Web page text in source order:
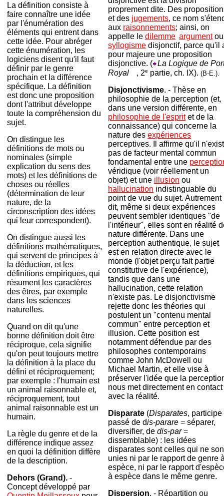
La définition consiste à
faire connaître une idée
par l'énumération des
éléments qui entrent dans
cette idée. Pour abréger
cette énumération, les
logiciens disent qu'il faut
définir par le genre
prochain et la différence
spécifique. La définition
est donc une proposition
dont l'attribut développe
toute la compréhension du
sujet.
On distingue les
définitions de mots ou
nominales (simple
explication du sens des
mots) et les définitions de
choses ou réelles
(détermination de leur
nature, de la
circonscription des idées
qui leur correspondent).
On distingue aussi les
définitions mathématiques,
qui servent de principes à
la déduction, et les
définitions empiriques, qui
résument les caractères
des êtres, par exemple
dans les sciences
naturelles.
Quand on dit qu'une
bonne définition doit être
réciproque, cela signifie
qu'on peut toujours mettre
la définition à la place du
défini et réciproquement;
par exemple : l'humain est
un animal raisonnable et,
réciproquement, tout
animal raisonnable est un
humain.
La règle du genre et de la
différence indique assez
en quoi la définition diffère
de la description.
Dehors (Grand). -
Concept développé par
proprement dite. Des
et des jugements, ce nom
aux raisonnements; ainsi, on
appelle le dilemme' argumentou
syllogisme disjonctif, parce qu'il
pour majeure une proposition
disjonctive. ( La Logique de
Royal
, 2e partie, ch. IX). (B-E.).
Disjonctivisme. - Thèse en
philosophie de la perception (et,
dans une version différente, en
philosophie de l'espritet de la
connaissance) qui concerne la
nature des expériences
perceptives. Il affirme qu'il
pas de facteur mental commun
fondamental entre une
véridique (voir réellement un
objet) et une illusion ou
hallucination indistinguable du
point de vue du sujet. Autrement
dit, même si deux expériences
peuvent sembler identiques "de
l'intérieur", elles sont en réalité
nature différente. Dans une
perception authentique, le sujet
est en relation directe avec le
monde (l'objet perçu fait partie
constitutive de l'expérience),
tandis que dans une
hallucination, cette relation
n'existe pas. Le disjonctivisme
rejette donc les théories qui
postulent un "contenu mental
commun" entre perception et
illusion. Cette position est
notamment défendue par des
philosophes contemporains
comme John McDowell ou
Michael Martin, et elle vise à
préserver l'idée que la
nous met directement en contact
avec la réalité.
Disparate (Disparates, participe
passé de dis-parare = séparer,
diversifier, de dis-par=
dissemblable) : les idées
disparates sont celles qui ne
unies ni par le rapport de genre
espèce, ni par le rapport
à espèce dans le même genre.
Dispersion. - Répartition ou